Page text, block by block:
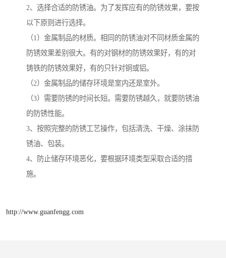
2、选择合适的防锈油。为了发挥应有的防锈效果，要按
以下原则进行选择。
（1）金属制品的材质。相同的防锈油对不同材质金属的
防锈效果差别很大。有的对钢材的防锈效果好，有的对
铸铁的防锈效果好，有的只针对铜或铝。
（2）金属制品的储存环境是室内还是室外。
（3）需要防锈的时间长短。需要防锈越久，就要防锈油
的防锈性能。
3、按照完整的防锈工艺操作，包括清洗、干燥、涂抹防
锈油、包装。
4、防止储存环境恶化，要根据环境类型采取合适的措
施。
http://www.guanfengg.com